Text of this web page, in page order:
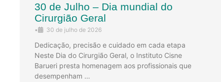
30 de Julho – Dia mundial do
Cirurgião Geral
• 30 de julho de 2026
Dedicação, precisão e cuidado em cada etapa
Neste Dia do Cirurgião Geral, o Instituto Cisne
Barueri presta homenagem aos profissionais que
desempenham …